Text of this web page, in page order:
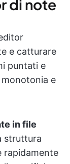
di note
e catturare
puntati e
e
in file
struttura
rapidamente